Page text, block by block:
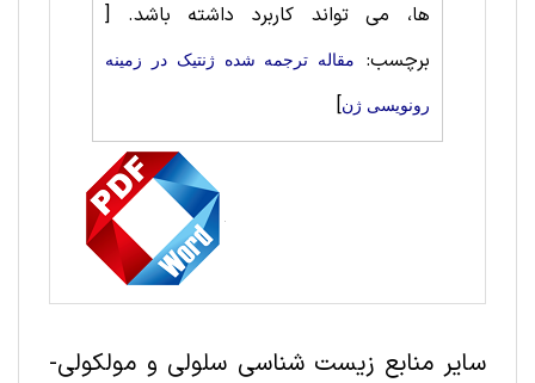
ها، می تواند کاربرد داشته باشد. [
برچسب:
مقاله ترجمه شده ژنتیک در زمینه
رونویسی ژن]
سایر منابع زیست شناسی سلولی و مولکولی-